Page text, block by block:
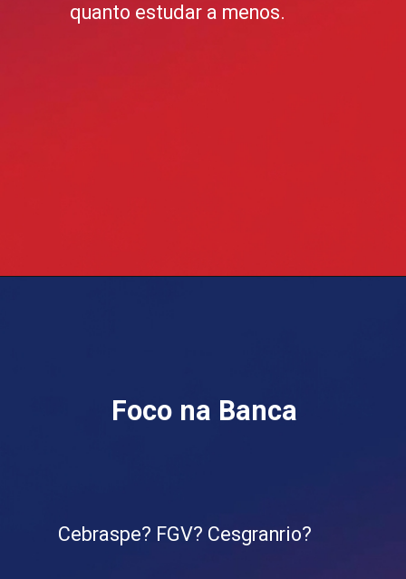
quanto estudar a menos.
Foco na Banca
Cebraspe? FGV? Cesgranrio?